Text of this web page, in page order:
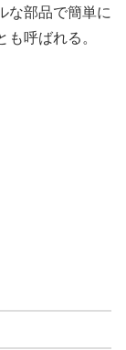
な部品で簡単に
呼ばれる。